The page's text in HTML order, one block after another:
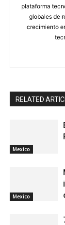
plataforma
globales de
crecimiento
RELATED
Mexico
Mexico